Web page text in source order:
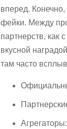
вперед. Конечно,
фейки. Между
партнерств, как
вкусной
там часто